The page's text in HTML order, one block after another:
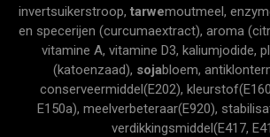
invertsuikerstroop, tarwemoutmeel,
en specerijen (curcumaextract), aroma
vitamine A, vitamine D3, kaliumjodide,
(katoenzaad), sojabloem,
conserveermiddel(E202),
E150a), meelverbeteraar(E920),
verdikkingsmiddel(E417,